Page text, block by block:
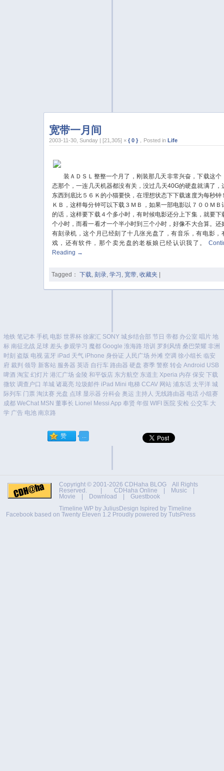
宽带一月间
2003-11-30, Sunday | [21,305] ×{ 0 } ，Posted in Life
装ＡＤＳＬ整整一个月了，刚装那几天非常兴奋，下载这个
态那个，一连几天机器都没有关，没过几天40G的硬盘就满了，
东西到底比５６Ｋ的小猫要快，在理想状态下下载速度为每秒钟
ＫＢ，这样每分钟可以下载３ＭＢ，如果一部电影以７００ＭＢ
的话，这样要下载４个多小时，有时候电影还分上下集，就要下
个小时，而看一看才一个半小时到三个小时，好像不大合算。还
有刻录机，这个月已经刻了十几张光盘了，有音乐，有电影，
戏，还有软件，那个卖光盘的老板娘已经认识我了。
Reading →
Tagged： 下载,刻录,学习, 宽带,收藏夹 |
地铁 笔记本 手机 电影 世界杯 徐家汇 SONY 城乡结合部 节日 帝都 办公室 唱片 地
标 南征北战 足球 差头 参观学习 魔都 Google 淮海路 培训 罗刹风情 桑巴荣耀 非洲
时刻 盗版 电视 蓝牙 iPad 天气 iPhone 身份证 人民广场 外滩 空调 徐小组长 临安
府 裁判 领导 新客站 服务器 英语 自行车 路由器 硬盘 赛季 警察 转会 Android USB
啤酒 淘宝 幻灯片 港汇广场 金陵 和平饭店 东方航空 东道主 Xperia 内存 保安 下载
微软 调查户口 羊城 诸葛亮 垃圾邮件 iPad Mini 电梯 CCAV 网站 浦东话 太平洋 城
际列车 门票 淘汰赛 光盘 点球 显示器 分科会 奥运 主持人 无线路由器 电话 小组赛
成都 WeChat MSN 董事长 Lionel Messi App 奉贤 年假 WIFI 医院 安检 公交车 大
学 广告 电池 南京路
Copyright © 2001-2026 CDHaha BLOG All Rights
Reserved. | CDHaha Online Music
Movie
Download
Guestbook
Timeline WP by JuliusDesign Ispired by Timeline
Facebook based on Twenty Eleven 1.2 Proudly powered by TutsPress